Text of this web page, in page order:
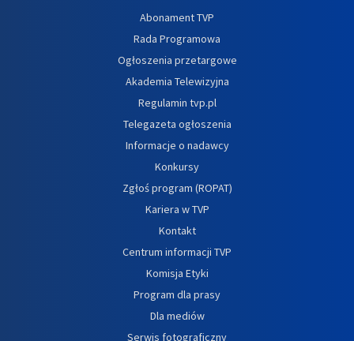
Abonament TVP
Rada Programowa
Ogłoszenia przetargowe
Akademia Telewizyjna
Regulamin tvp.pl
Telegazeta ogłoszenia
Informacje o nadawcy
Konkursy
Zgłoś program (ROPAT)
Kariera w TVP
Kontakt
Centrum informacji TVP
Komisja Etyki
Program dla prasy
Dla mediów
Serwis fotograficzny